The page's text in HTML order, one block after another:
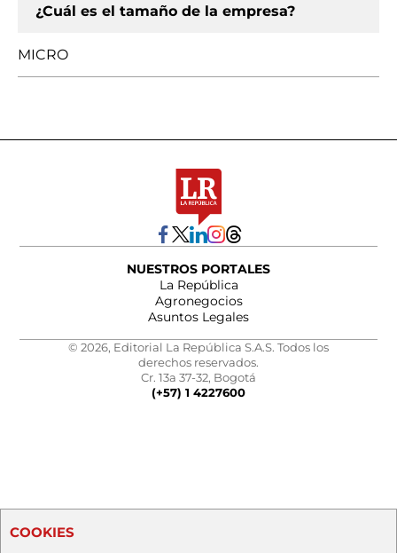
¿Cuál es el tamaño de la empresa?
MICRO
NUESTROS PORTALES
La República
Agronegocios
Asuntos Legales
© 2026, Editorial La República S.A.S. Todos los
derechos reservados.
Cr. 13a 37-32, Bogotá
(+57) 1 4227600
COOKIES